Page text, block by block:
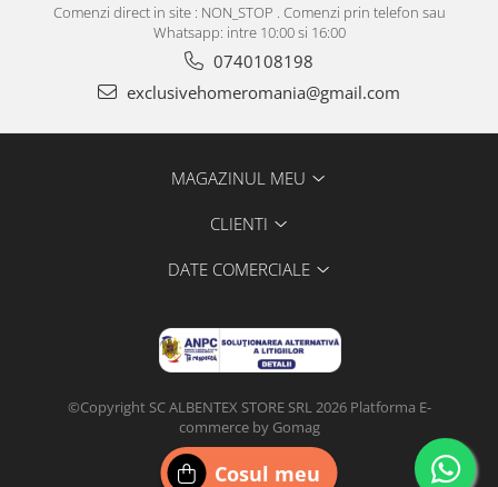
Comenzi direct in site : NON_STOP . Comenzi prin telefon sau
Whatsapp: intre 10:00 si 16:00
0740108198
exclusivehomeromania@gmail.com
MAGAZINUL MEU
CLIENTI
DATE COMERCIALE
©Copyright SC ALBENTEX STORE SRL 2026 Platforma E-
commerce by Gomag
Configurat deDIGICLICK
Cosul meu